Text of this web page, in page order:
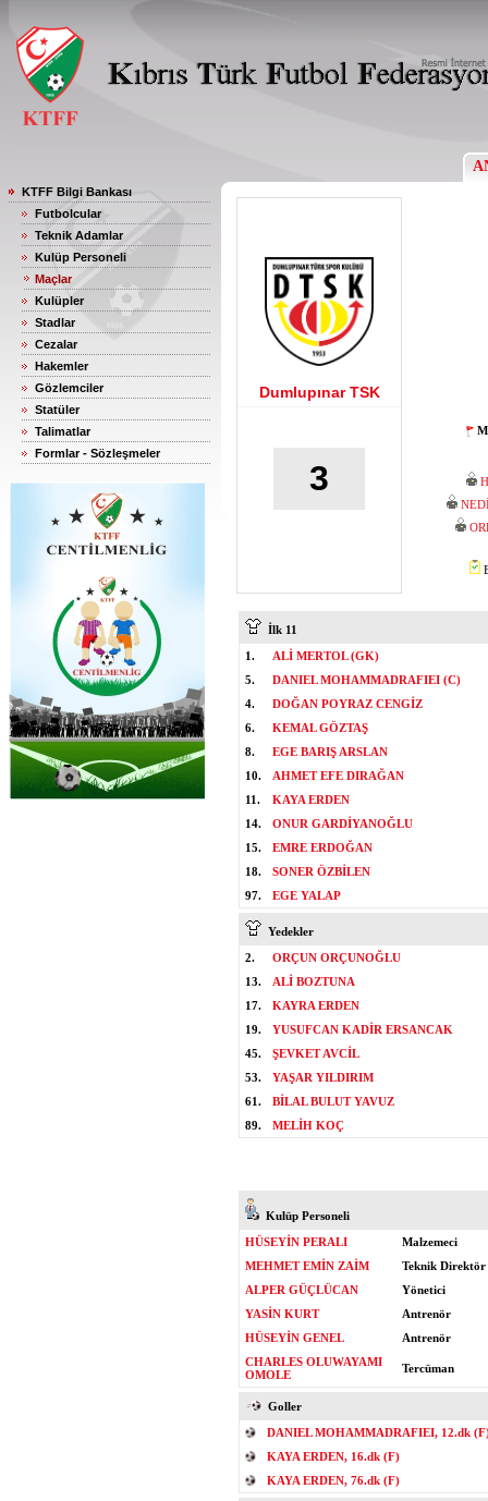
KTFF Bilgi Bankası
Futbolcular
Teknik Adamlar
Kulüp Personeli
Maçlar
Kulüpler
Stadlar
Cezalar
Hakemler
Gözlemciler
Statüler
Talimatlar
Formlar - Sözleşmeler
Dumlupınar TSK
3
İlk 11
1.
ALİ MERTOL (GK)
5.
DANIEL MOHAMMADRAFIEI (C)
4.
DOĞAN POYRAZ CENGİZ
6.
KEMAL GÖZTAŞ
8.
EGE BARIŞ ARSLAN
10.
AHMET EFE DIRAĞAN
11.
KAYA ERDEN
14.
ONUR GARDİYANOĞLU
15.
EMRE ERDOĞAN
18.
SONER ÖZBİLEN
97.
EGE YALAP
Yedekler
2.
ORÇUN ORÇUNOĞLU
13.
ALİ BOZTUNA
17.
KAYRA ERDEN
19.
YUSUFCAN KADİR ERSANCAK
45.
ŞEVKET AVCİL
53.
YAŞAR YILDIRIM
61.
BİLAL BULUT YAVUZ
89.
MELİH KOÇ
Kulüp Personeli
HÜSEYİN PERALI
Malzemeci
MEHMET EMİN ZAİM
Teknik Direktör
ALPER GÜÇLÜCAN
Yönetici
YASİN KURT
Antrenör
HÜSEYİN GENEL
Antrenör
CHARLES OLUWAYAMI
OMOLE
Tercüman
Goller
DANIEL MOHAMMADRAFIEI, 12.dk
KAYA ERDEN, 16.dk (F)
KAYA ERDEN, 76.dk (F)